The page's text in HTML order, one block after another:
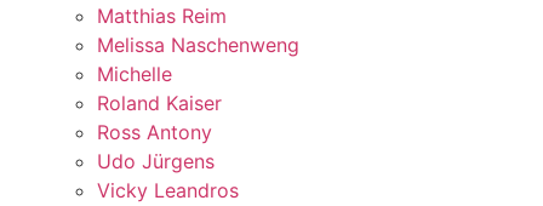
Matthias Reim
Melissa Naschenweng
Michelle
Roland Kaiser
Ross Antony
Udo Jürgens
Vicky Leandros